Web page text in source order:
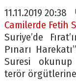
11.11.2019
Camilerde Fetih
Suriye’de
Pınarı
Suresi
terör örgütlerine